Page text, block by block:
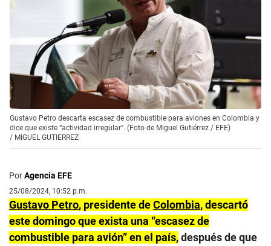
Gustavo Petro descarta escasez de combustible para aviones en Colombia y
dice que existe “actividad irregular”. (Foto de Miguel Gutiérrez / EFE)
/ MIGUEL GUTIERREZ
PorAgencia EFE
25/08/2024, 10:52 p.m.
Gustavo Petro, presidente deColombia, descartó
este domingo que exista una “escasez de
combustible para avión” en el país,después de que